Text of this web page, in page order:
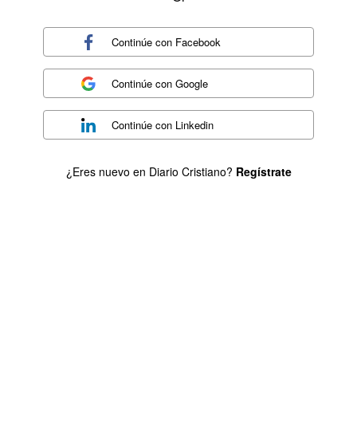
Continúe con Facebook
Continúe conGoogle
Continúe con Linkedin
¿Eres nuevo en Diario Cristiano? Regístrate